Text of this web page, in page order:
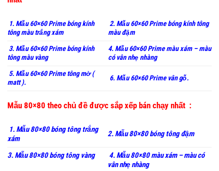
1. Mẫu 60×60 Prime bóng kính
tông màu trắng xám
2. Mẫu 60×60 Prime bóng kính tông
màu đậm
3. Mẫu 60×60 Prime bóng kính
tông màu vàng
4. Mẫu 60×60 Prime màu xám – màu
có vân nhẹ nhàng
5. Mẫu 60×60 Prime tông mờ (
matt ).
6. Mẫu 60×60 Prime vân gỗ.
Mẫu 80×80 theo chủ đề được sắp xếp bán chạy nhất :
1. Mẫu 80×80 bóng tông trắng
xám
2. Mẫu 80×80 bóng tông đậm
3. Mẫu 80×80 bóng tông vàng
4. Mẫu 80×80 màu xám – màu có
vân nhẹ nhàng